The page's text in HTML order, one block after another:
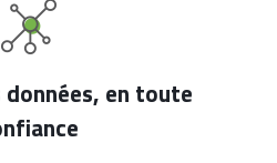
en toute